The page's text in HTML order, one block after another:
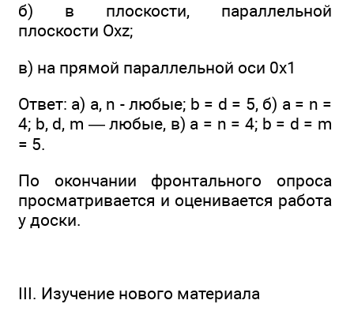
б) в плоскости, параллельной
плоскости Oxz;
в) на прямой параллельной оси 0x1
Ответ: а) а, n - любые; b = d = 5, б) а = n =
4; b, d, m — любые, в) а = n = 4; b = d = m
= 5.
По окончании фронтального опроса
просматривается и оценивается работа
у доски.
III. Изучение нового материала